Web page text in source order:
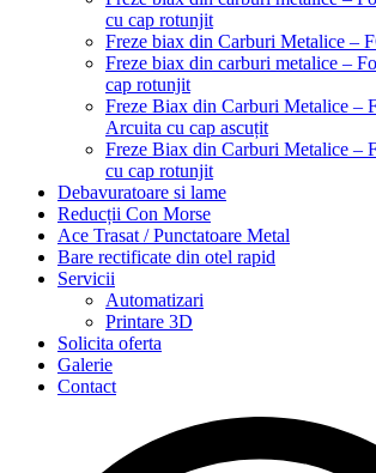
cu cap rotunjit
Freze biax din Carburi Metalice –
Freze biax din carburi metalice –
cap rotunjit
Freze Biax din Carburi Metalice –
Arcuita cu cap ascuțit
Freze Biax din Carburi Metalice –
cu cap rotunjit
Debavuratoare si lame
Reducții Con Morse
Ace Trasat / Punctatoare Metal
Bare rectificate din otel rapid
Servicii
Automatizari
Printare 3D
Solicita oferta
Galerie
Contact